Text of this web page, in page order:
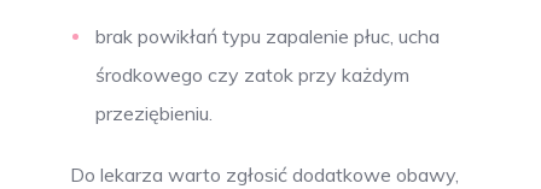
brak powikłań typu zapalenie płuc, ucha
środkowego czy zatok przy każdym
przeziębieniu.
Do lekarza warto zgłosić dodatkowe obawy,